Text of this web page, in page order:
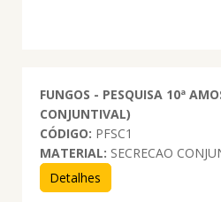
FUNGOS - PESQUISA 10ª
CONJUNTIVAL)
CÓDIGO: PFSC1
MATERIAL: SECRECAO
Detalhes